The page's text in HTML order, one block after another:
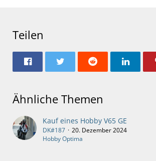
Teilen
Ähnliche Themen
Kauf eines Hobby V65 GE
DK#187
20. Dezember 2024
Hobby Optima